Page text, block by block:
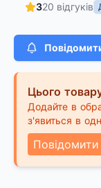
320 відгуків
Цього
Додайте в
з'явиться в
Повідомити